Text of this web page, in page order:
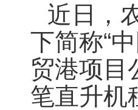
近日，
下简称“
贸港项目
笔直升机